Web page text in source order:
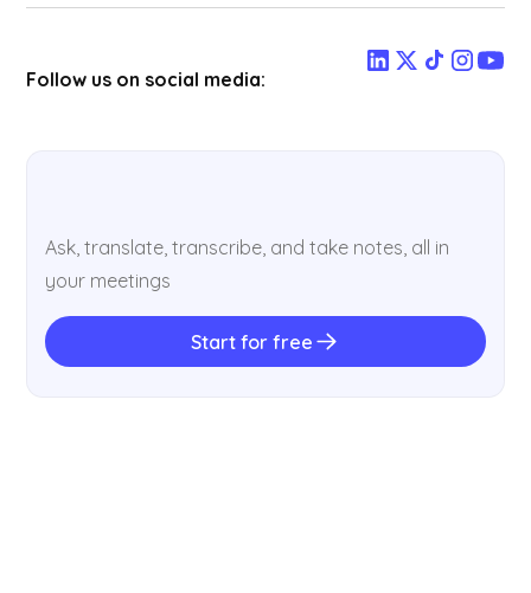
Follow us on social media:
Ask, translate, transcribe, and take notes, all in
your meetings
Start for free